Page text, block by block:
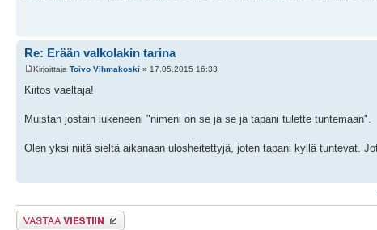
Re: Erään valkolakin tarina
Kirjoittaja Toivo Vihmakoski » 17.05.2015 16:33
Kiitos vaeltaja!
Muistan jostain lukeneeni "nimeni on se ja se ja tapani tulette tuntemaan".
Olen yksi niitä sieltä aikanaan ulosheitettyjä, joten tapani kyllä tuntevat.
Lähetä vastaus